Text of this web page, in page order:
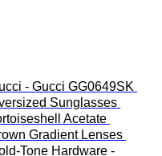
- Gucci GG0649SK
Sunglasses
Acetate
Gradient Lenses
Tone Hardware -